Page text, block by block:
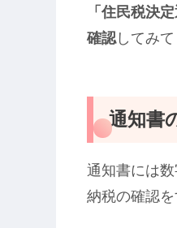
「住民税決
確認してみて
通知書
通知書には
納税の確認